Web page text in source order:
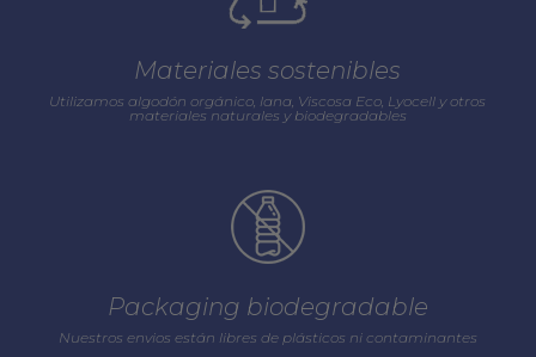
Materiales sostenibles
Utilizamos algodón orgánico, lana, Viscosa Eco, Lyocell y otros
materiales naturales y biodegradables
Packaging biodegradable
Nuestros envios están libres de plásticos ni contaminantes